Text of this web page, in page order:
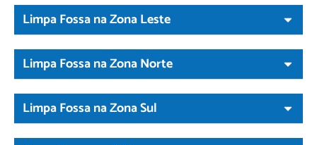
Limpa Fossa na Zona Leste
Limpa Fossa na Zona Norte
Limpa Fossa na Zona Sul